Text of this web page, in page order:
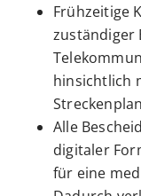
Frühzeitige
zuständiger
hinsichtlich
Alle
digitaler
für eine